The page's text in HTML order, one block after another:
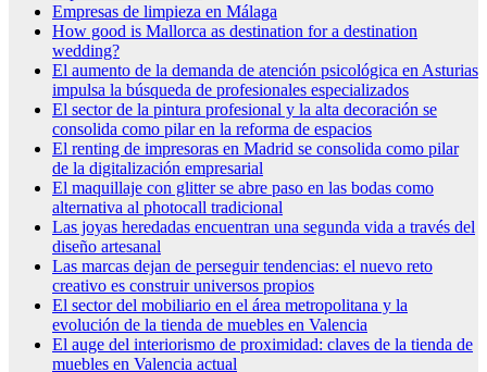
Empresas de limpieza en Málaga
How good is Mallorca as destination for a destination
wedding?
El aumento de la demanda de atención psicológica en Asturias
impulsa la búsqueda de profesionales especializados
El sector de la pintura profesional y la alta decoración se
consolida como pilar en la reforma de espacios
El renting de impresoras en Madrid se consolida como pilar
de la digitalización empresarial
El maquillaje con glitter se abre paso en las bodas como
alternativa al photocall tradicional
Las joyas heredadas encuentran una segunda vida a través del
diseño artesanal
Las marcas dejan de perseguir tendencias: el nuevo reto
creativo es construir universos propios
El sector del mobiliario en el área metropolitana y la
evolución de la tienda de muebles en Valencia
El auge del interiorismo de proximidad: claves de la tienda de
muebles en Valencia actual